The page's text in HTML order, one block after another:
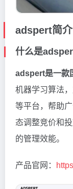
adspert简
什么是
adspert是一款
机器学习算法
等平台，帮助
态调整竞价和
的管理效能。
产品官网：